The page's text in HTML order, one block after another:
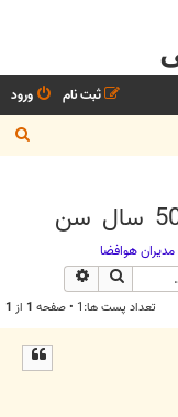
ورود
ثبت نام
س
مديران هوافضا
جستجو
تعداد پست ها:1 • صفحه 1 از 1